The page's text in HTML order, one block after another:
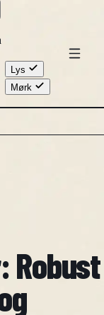
Lys
Mørk
Robust